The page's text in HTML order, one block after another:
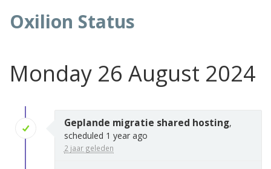
Oxilion Status
Monday 26 August 2024
Geplande migratie shared hosting,
scheduled 1 year ago
2 jaar geleden